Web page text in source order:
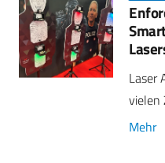
Laser
vielen
Mehr